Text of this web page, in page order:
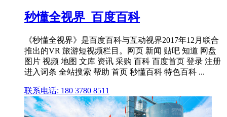
秒懂全视界_百度百科
《秒懂全视界》是百度百科与互动视界2017年12月联合
推出的VR 旅游短视频栏目。网页 新闻 贴吧 知道 网盘
图片 视频 地图 文库 资讯 采购 百科 百度首页 登录 注册
进入词条 全站搜索 帮助 首页 秒懂百科 特色百科 ...
联系电话: 180 3780 8511